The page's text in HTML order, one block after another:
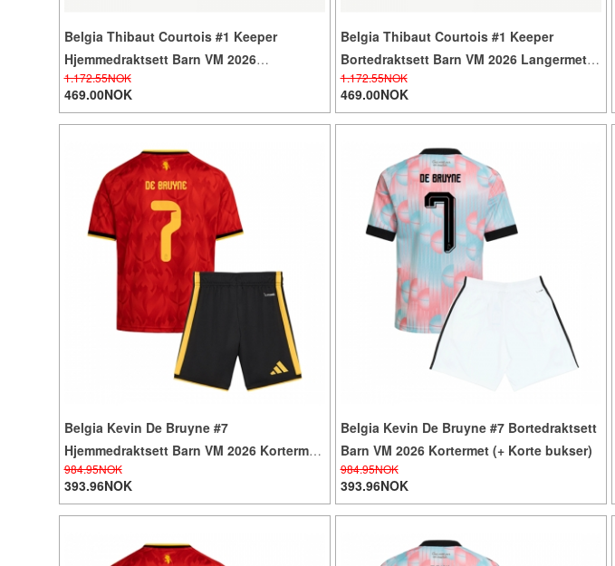
Belgia Thibaut Courtois #1 Keeper
Hjemmedraktsett Barn VM 2026
Langermet (+ Korte bukser)
1.172.55NOK
469.00NOK
Belgia Thibaut Courtois #1 Keeper
Bortedraktsett Barn VM 2026 Langermet
(+ Korte bukser)
1.172.55NOK
469.00NOK
Belgia Kevin De Bruyne #7
Hjemmedraktsett Barn VM 2026 Kortermet
(+ Korte bukser)
984.95NOK
393.96NOK
Belgia Kevin De Bruyne #7 Bortedraktsett
Barn VM 2026 Kortermet (+ Korte bukser)
984.95NOK
393.96NOK